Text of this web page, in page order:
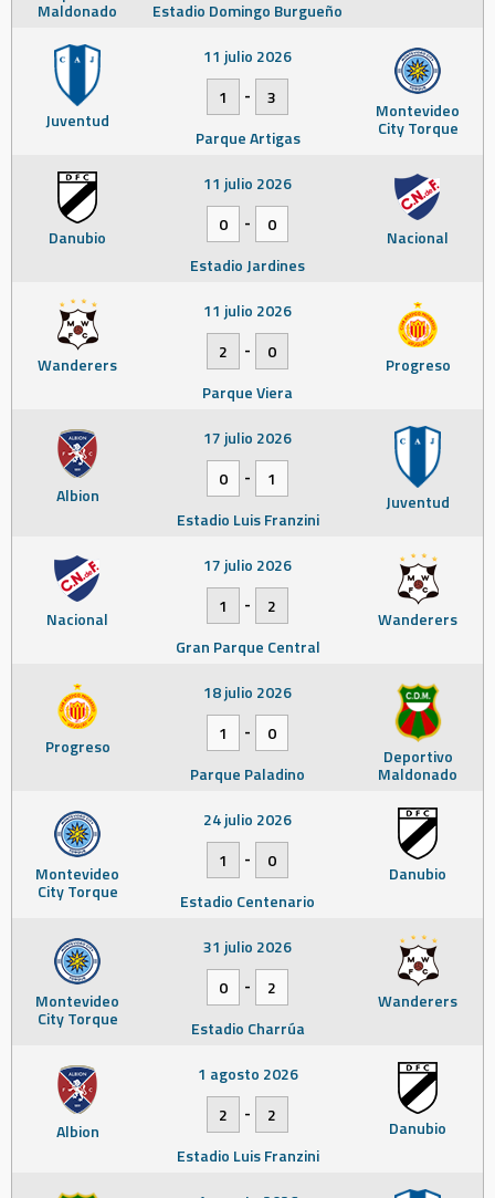
Maldonado
Estadio Domingo Burgueño
Juventud Montevideo
City Torque
11 julio 2026
1
-
3
Parque Artigas
Danubio Nacional
11 julio 2026
0
-
0
Estadio Jardines
Wanderers Progreso
11 julio 2026
2
-
0
Parque Viera
Albion Juventud
17 julio 2026
0
-
1
Estadio Luis Franzini
Nacional Wanderers
17 julio 2026
1
-
2
Gran Parque Central
Progreso Deportivo
Maldonado
18 julio 2026
1
-
0
Parque Paladino
Montevideo
City Torque
Danubio
24 julio 2026
1
-
0
Estadio Centenario
Montevideo
City Torque
Wanderers
31 julio 2026
0
-
2
Estadio Charrúa
Albion Danubio
1 agosto 2026
2
-
2
Estadio Luis Franzini